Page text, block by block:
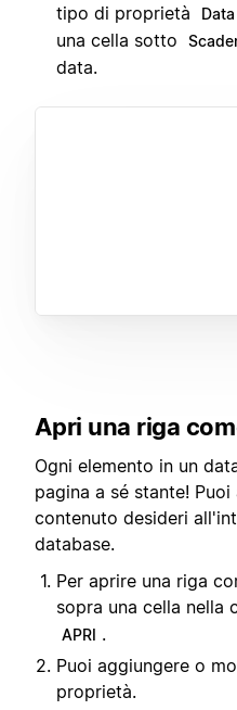
tipo di proprietà
Data
una cella sotto
data.
Apri una riga
Ogni elemento in un
pagina a sé stante!
contenuto desideri
database.
Per aprire una riga
sopra una cella nella
APRI .
Puoi aggiungere o
proprietà.